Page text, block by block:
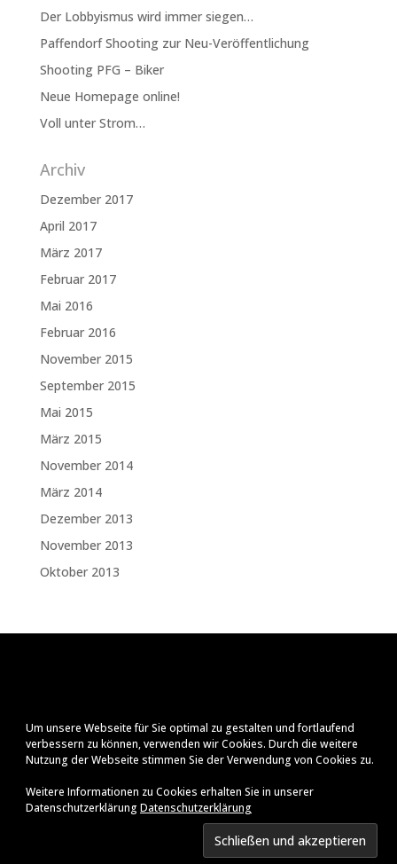
Der Lobbyismus wird immer siegen…
Paffendorf Shooting zur Neu-Veröffentlichung
Shooting PFG – Biker
Neue Homepage online!
Voll unter Strom…
Archiv
Dezember 2017
April 2017
März 2017
Februar 2017
Mai 2016
Februar 2016
November 2015
September 2015
Mai 2015
März 2015
November 2014
März 2014
Dezember 2013
November 2013
Oktober 2013
Datenschutzerklärung
© Ralf Zenker
2026
Um unsere Webseite für Sie optimal zu gestalten und fortlaufend
verbessern zu können, verwenden wir Cookies. Durch die weitere
Nutzung der Webseite stimmen Sie der Verwendung von Cookies zu.
Weitere Informationen zu Cookies erhalten Sie in unserer
DatenschutzerklärungDatenschutzerklärung